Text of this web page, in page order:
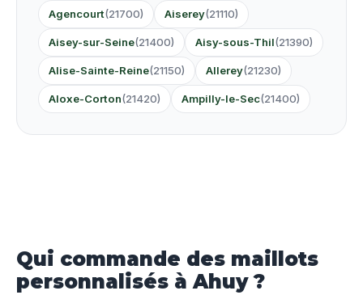
Agencourt(21700) Aiserey(21110)
Aisey-sur-Seine(21400) Aisy-sous-Thil(21390)
Alise-Sainte-Reine(21150) Allerey(21230)
Aloxe-Corton(21420) Ampilly-le-Sec(21400)
Qui commande des maillots
personnalisés à Ahuy ?